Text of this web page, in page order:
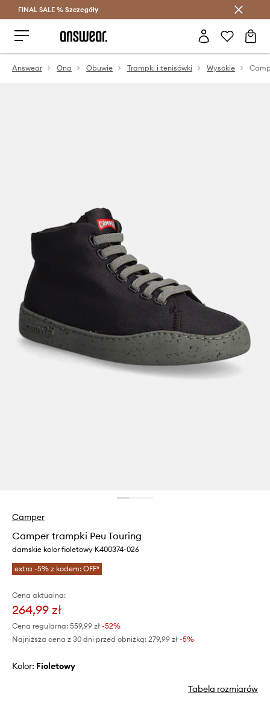
Oszczędzaj z Answear Club >
FINAL SALE % Szczegóły
Answear Ona Obuwie Trampki i tenisówki Wysokie
Camper
Camper trampki Peu Touring
damskie kolor fioletowy K400374-026
extra -5% z kodem: OFF*
Cena aktualna:
264,99 zł
Cena regularna: 559,99 zł -52%
Najniższa cena z 30 dni przed obniżką: 279,99 zł -5%
Kolor: fioletowy
Tabela rozmiarów